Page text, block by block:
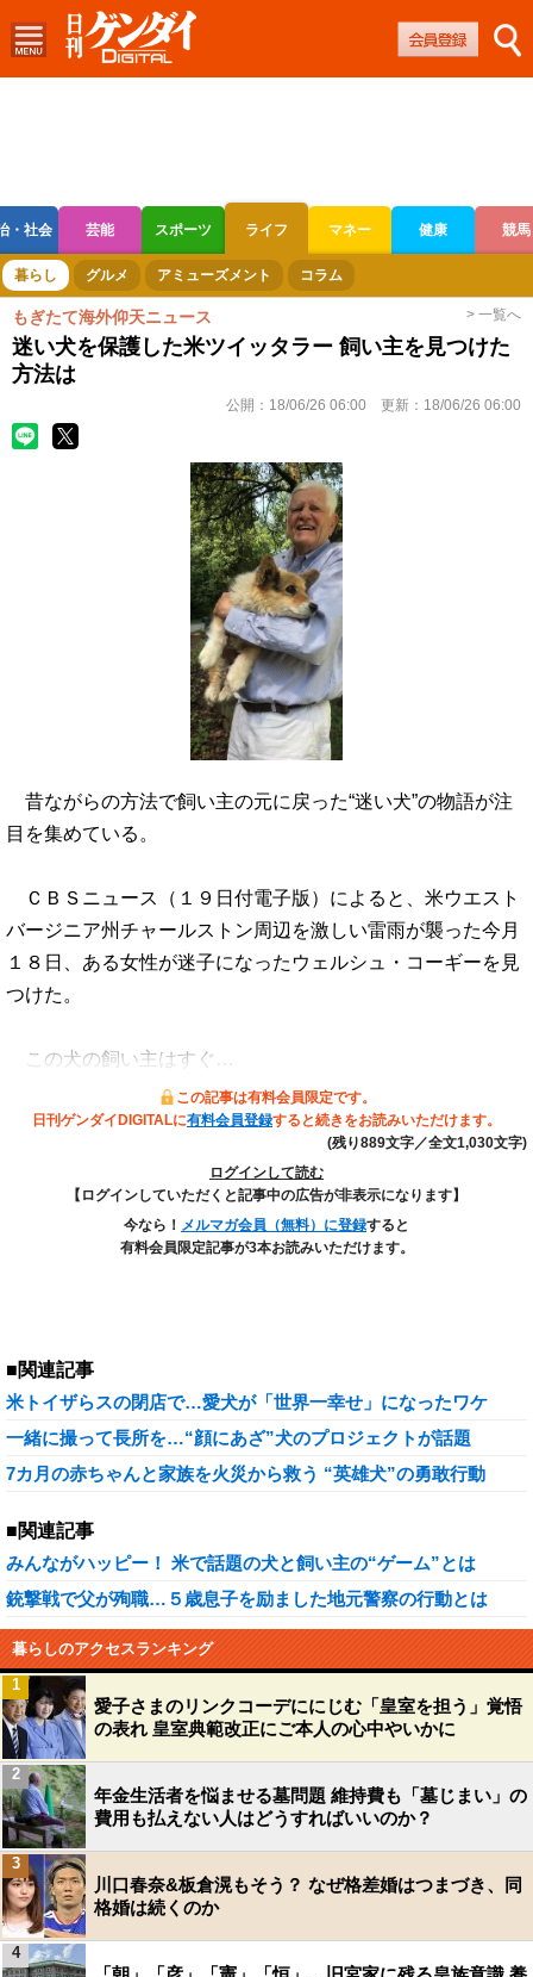
・社会 芸能 スポーツ ライフ マネー 健康 競馬
ボートレース 競輪 オートレース
暮らし グルメ アミューズメント コラム
もぎたて海外仰天ニュース > 一覧へ
迷い犬を保護した米ツイッタラー 飼い主を見つけた
方法は
公開： 18/06/26 06:00 更新： 18/06/26 06:00
昔ながらの方法で飼い主の元に戻った“迷い犬”の物語が注
目を集めている。
ＣＢＳニュース（１９日付電子版）によると、米ウエスト
バージニア州チャールストン周辺を激しい雷雨が襲った今月
１８日、ある女性が迷子になったウェルシュ・コーギーを見
つけた。
この犬の飼い主はすぐ…
この記事は有料会員限定です。
日刊ゲンダイDIGITALに有料会員登録すると続きをお読みいただけます。
(残り889文字／全文1,030文字)
ログインして読む
【ログインしていただくと記事中の広告が非表示になります】
今なら！ メルマガ会員（無料）に登録すると
有料会員限定記事が3本お読みいただけます。
■関連記事
米トイザらスの閉店で…愛犬が「世界一幸せ」になったワケ
一緒に撮って長所を…“顔にあざ”犬のプロジェクトが話題
7カ月の赤ちゃんと家族を火災から救う “英雄犬”の勇敢行動
■関連記事
みんながハッピー！ 米で話題の犬と飼い主の“ゲーム”とは
銃撃戦で父が殉職…５歳息子を励ました地元警察の行動とは
暮らしのアクセスランキング
愛子さまのリンクコーデににじむ「皇室を担う」覚悟
の表れ 皇室典範改正にご本人の心中やいかに
1
年金生活者を悩ませる墓問題 維持費も「墓じまい」の
費用も払えない人はどうすればいいのか？
2
川口春奈&板倉滉もそう？ なぜ格差婚はつまづき、同
格婚は続くのか
3
4